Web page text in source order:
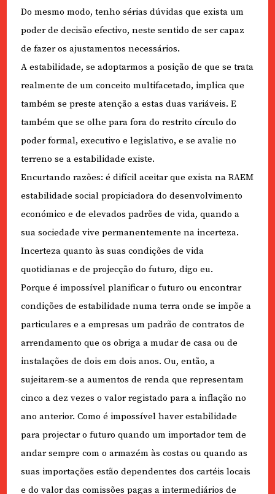
Do mesmo modo, tenho sérias dúvidas que exista um
poder de decisão efectivo, neste sentido de ser capaz
de fazer os ajustamentos necessários.
A estabilidade, se adoptarmos a posição de que se trata
realmente de um conceito multifacetado, implica que
também se preste atenção a estas duas variáveis. E
também que se olhe para fora do restrito círculo do
poder formal, executivo e legislativo, e se avalie no
terreno se a estabilidade existe.
Encurtando razões: é difícil aceitar que exista na RAEM
estabilidade social propiciadora do desenvolvimento
económico e de elevados padrões de vida, quando a
sua sociedade vive permanentemente na incerteza.
Incerteza quanto às suas condições de vida
quotidianas e de projecção do futuro, digo eu.
Porque é impossível planificar o futuro ou encontrar
condições de estabilidade numa terra onde se impõe a
particulares e a empresas um padrão de contratos de
arrendamento que os obriga a mudar de casa ou de
instalações de dois em dois anos. Ou, então, a
sujeitarem-se a aumentos de renda que representam
cinco a dez vezes o valor registado para a inflação no
ano anterior. Como é impossível haver estabilidade
para projectar o futuro quando um importador tem de
andar sempre com o armazém às costas ou quando as
suas importações estão dependentes dos cartéis locais
e do valor das comissões pagas a intermediários de